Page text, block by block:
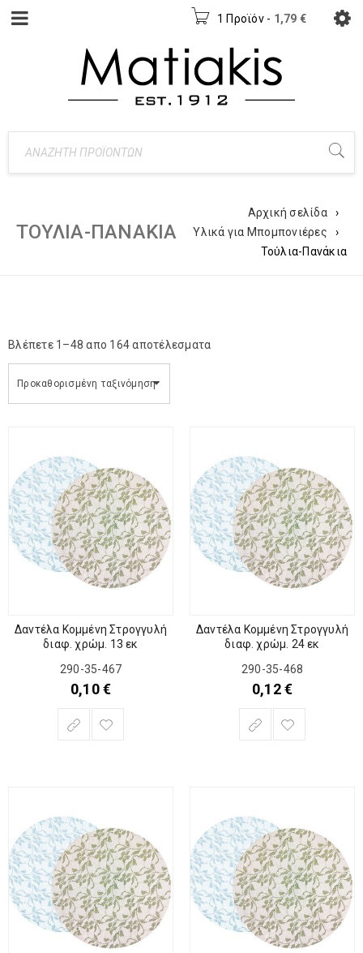
1 Προϊόν - 1,79 €
ΤΟΎΛΙΑ-ΠΑΝΆΚΙΑ
Αρχική σελίδα
›
Υλικά για Μπομπονιέρες
›
Τούλια-Πανάκια
Βλέπετε 1–48 απο 164 αποτέλεσματα
Προκαθορισμένη ταξινόμηση
Δαντέλα Κομμένη Στρογγυλή
διαφ. χρώμ. 13 εκ
290-35-467
0,10€
Δαντέλα Κομμένη Στρογγυλή
διαφ. χρώμ. 24 εκ
290-35-468
0,12€